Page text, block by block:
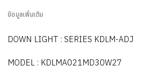
ข้อมูลเพิ่มเติม
DOWN LIGHT : SERIES KDLM-ADJ
MODEL : KDLMA021MD30W27